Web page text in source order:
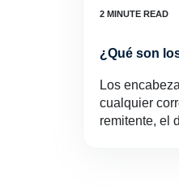
¿Qué son
Los
cualquier
remitente, el